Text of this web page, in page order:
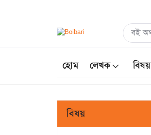
হোম লেখক বিষয়
বিষয়